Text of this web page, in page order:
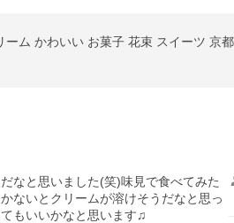
ーム かわいい お菓子 花束 スイーツ 京
なと思いました(笑)味見で食べてみた
ないとクリームが溶けそうだなと思っ
もいいかなと思います♫